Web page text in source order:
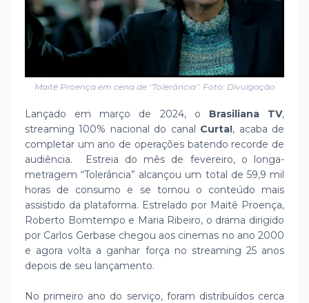
Maitê Proença em cena de ''Tolerância''. Foto: Divulgação
Lançado em março de 2024, o Brasiliana TV,
streaming 100% nacional do canal Curta!, acaba de
completar um ano de operações batendo recorde de
audiência. Estreia do mês de fevereiro, o longa-
metragem “Tolerância” alcançou um total de 59,9 mil
horas de consumo e se tornou o conteúdo mais
assistido da plataforma. Estrelado por Maitê Proença,
Roberto Bomtempo e Maria Ribeiro, o drama dirigido
por Carlos Gerbase chegou aos cinemas no ano 2000
e agora volta a ganhar força no streaming 25 anos
depois de seu lançamento.
No primeiro ano do serviço, foram distribuídos cerca